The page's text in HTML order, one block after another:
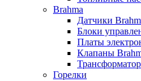
Brahma
Датчики
Блоки
Платы
Клапаны
Горелки